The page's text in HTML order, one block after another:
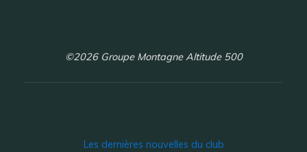
©2026 Groupe Montagne Altitude 500
Les dernières nouvelles du club